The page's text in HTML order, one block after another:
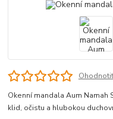
Okenní mandala Aum Namah
klid, očistu a hlubokou